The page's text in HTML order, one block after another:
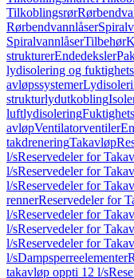
Tilkoblingsrør
Rørbendvannlåser
SpiralvannlåserTilbehør
strukturerEndedeksler
lydisolering og
avløpssystemer
strukturlydutkobling
luftlydisolering
avløpVentilatorventiler
takdreneringTakavløp
l/sReservedeler for
l/sReservedeler for
l/sReservedeler for
rennerReservedeler for
l/sReservedeler for
l/sReservedeler for
l/sReservedeler for
l/sDampsperreelementer
takavløp oppti 12 l/s